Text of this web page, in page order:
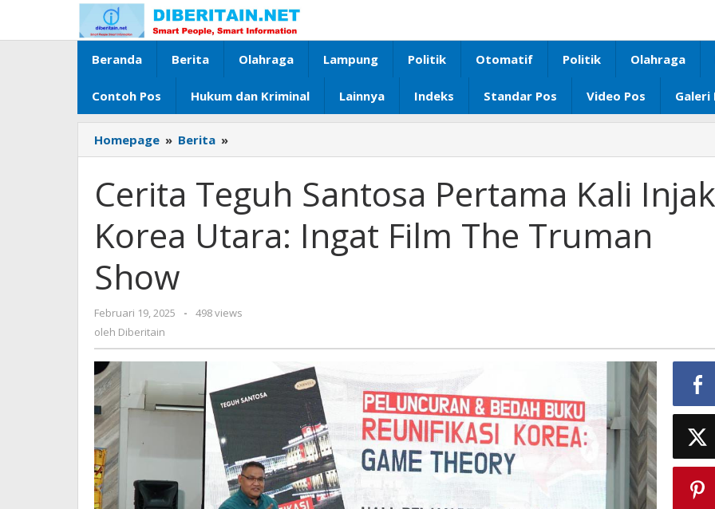
konten
Beranda Berita Olahraga Lampung Politik Otomatif Politik Olahraga
Contoh Pos Hukum dan Kriminal Lainnya Indeks Standar Pos Video Pos Galeri
Homepage » Berita »
Teguh
Pertama
Kali
Injak
Korea
The
Show
Cerita Teguh Santosa Pertama Kali Injak
Korea Utara: Ingat Film The Truman
Show
Februari 19, 2025
oleh
-
498 views
oleh Diberitain